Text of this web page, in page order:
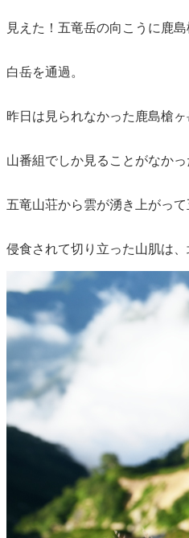
見えた！五竜岳の向こうに鹿島
白岳を通過。
昨日は見られなかった鹿島槍ヶ
山番組でしか見ることがなか
五竜山荘から雲が湧き上がって
侵食されて切り立った山肌は